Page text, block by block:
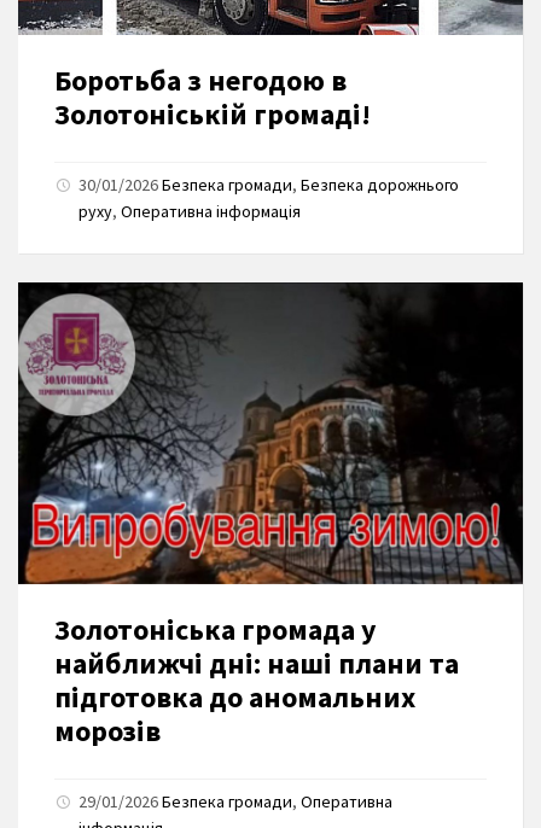
Боротьба з негодою в
Золотоніській громаді!
30/01/2026Безпека громади, Безпека дорожнього
руху, Оперативна інформація
Золотоніська громада у
найближчі дні: наші плани та
підготовка до аномальних
морозів
29/01/2026Безпека громади, Оперативна